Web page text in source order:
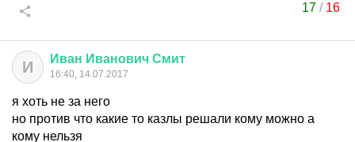
17/ 16
И Иван Иванович Смит
16:40, 14.07.2017
я хоть не за него
но против что какие то казлы решали кому можно а
кому нельзя